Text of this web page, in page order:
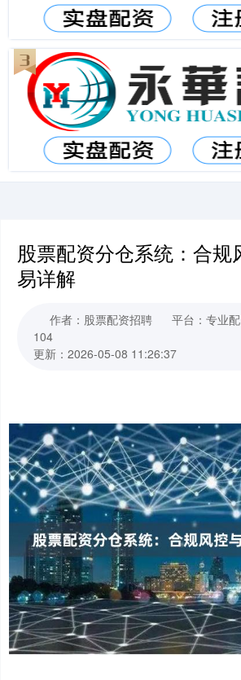
股票配资分仓系统：合规
易详解
作者：股票配资招聘 平台：专业
104
更新：2026-05-08 11:26:37